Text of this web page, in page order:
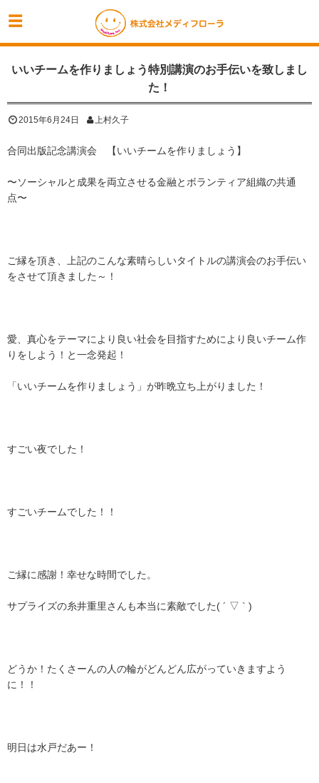
いいチームを作りましょう特別講演のお手伝いを致しまし
た！
2015年6月24日 上村久子
合同出版記念講演会 【いいチームを作りましょう】
〜ソーシャルと成果を両立させる金融とボランティア組織の共通
点〜
ご縁を頂き、上記のこんな素晴らしいタイトルの講演会のお手伝い
をさせて頂きました～！
愛、真心をテーマにより良い社会を目指すためにより良いチーム作
りをしよう！と一念発起！
「いいチームを作りましょう」が昨晩立ち上がりました！
すごい夜でした！
すごいチームでした！！
ご縁に感謝！幸せな時間でした。
サプライズの糸井重里さんも本当に素敵でした( ´ ▽ ` )
どうか！たくさーんの人の輪がどんどん広がっていきますよう
に！！
明日は水戸だあー！